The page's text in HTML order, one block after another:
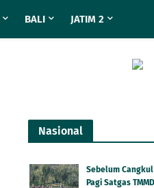
BALI JATIM 2
Nasional
Sebelum
Pagi Satgas